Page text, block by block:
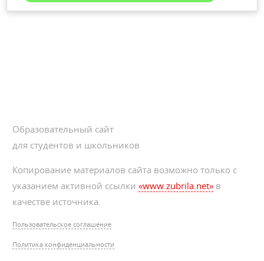
Образовательный сайт
для студентов и школьников
Копирование материалов сайта возможно только с
указанием активной ссылки«www.zubrila.net» в
качестве источника.
Пользовательское соглашение
Политика конфиденциальности